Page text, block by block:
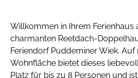
Willkommen in Ihrem Ferienhaus
charmanten Reetdach-
Feriendorf Puddeminer Wiek. Auf
Wohnfläche bietet dieses
Platz für bis zu 8 Personen und